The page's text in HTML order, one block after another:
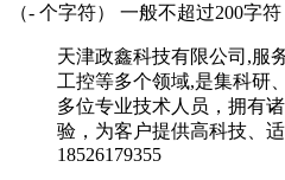
（- 个字符） 一般不超过200字符
天津政鑫科技有限公司,服
工控等多个领域,是集科研
多位专业技术人员，拥有
验，为客户提供高科技、
18526179355